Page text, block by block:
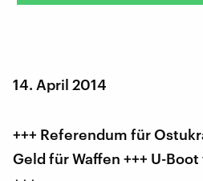
14. April 2014
+++ Referendum für
Geld für Waffen +++ U-